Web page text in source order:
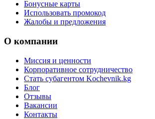
Бонусные карты
Использовать промокод
Жалобы и предложения
О компании
Миссия и ценности
Корпоративное сотрудничество
Стать субагентом Kochevnik.kg
Блог
Отзывы
Вакансии
Контакты